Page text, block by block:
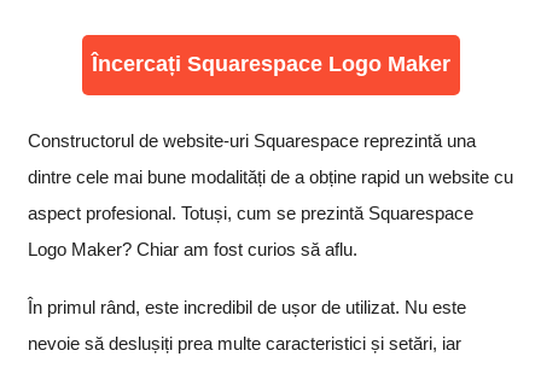
Încercați Squarespace Logo Maker
Constructorul de website-uri Squarespace reprezintă una
dintre cele mai bune modalități de a obține rapid un website cu
aspect profesional. Totuși, cum se prezintă Squarespace
Logo Maker? Chiar am fost curios să aflu.
În primul rând, este incredibil de ușor de utilizat. Nu este
nevoie să deslușiți prea multe caracteristici și setări, iar